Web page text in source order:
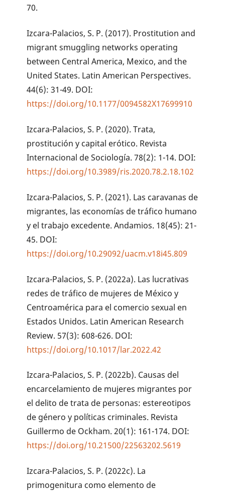
70.
Izcara-Palacios, S. P. (2017). Prostitution and
migrant smuggling networks operating
between Central America, Mexico, and the
United States. Latin American Perspectives.
44(6): 31-49. DOI:
https://doi.org/10.1177/0094582X17699910
Izcara-Palacios, S. P. (2020). Trata,
prostitución y capital erótico. Revista
Internacional de Sociología. 78(2): 1-14. DOI:
https://doi.org/10.3989/ris.2020.78.2.18.102
Izcara-Palacios, S. P. (2021). Las caravanas de
migrantes, las economías de tráfico humano
y el trabajo excedente. Andamios. 18(45): 21-
45. DOI:
https://doi.org/10.29092/uacm.v18i45.809
Izcara-Palacios, S. P. (2022a). Las lucrativas
redes de tráfico de mujeres de México y
Centroamérica para el comercio sexual en
Estados Unidos. Latin American Research
Review. 57(3): 608-626. DOI:
https://doi.org/10.1017/lar.2022.42
Izcara-Palacios, S. P. (2022b). Causas del
encarcelamiento de mujeres migrantes por
el delito de trata de personas: estereotipos
de género y políticas criminales. Revista
Guillermo de Ockham. 20(1): 161-174. DOI:
https://doi.org/10.21500/22563202.5619
Izcara-Palacios, S. P. (2022c). La
primogenitura como elemento de